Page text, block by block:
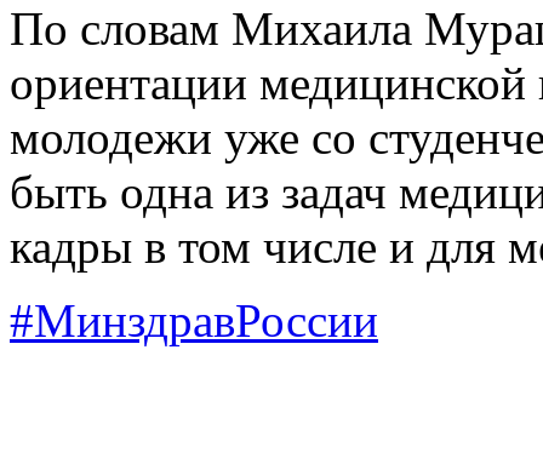
По словам Михаила
ориентации
молодежи уже со
быть одна из задач
кадры в том числе и для
#МинздравРоссии